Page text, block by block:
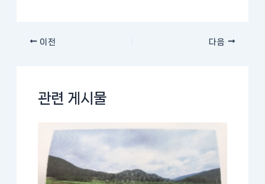
이전 다음
관련 게시물